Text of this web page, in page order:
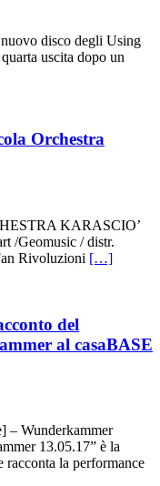
disco degli Using
uscita dopo un
Orchestra
KARASCIO’
/Geomusic / distr.
Rivoluzioni […]
del
al casaBASE
Wunderkammer
13.05.17” è la
racconta la performance